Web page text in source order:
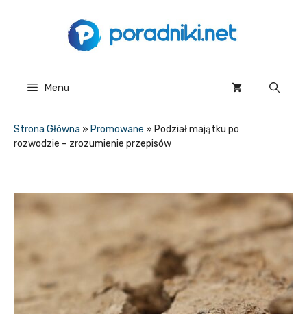
Menu
Strona Główna » Promowane » Podział majątku po
rozwodzie – zrozumienie przepisów